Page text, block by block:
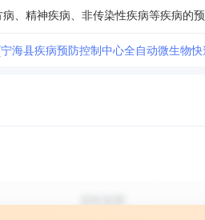
海县疾病预防控制中心全自动微生物